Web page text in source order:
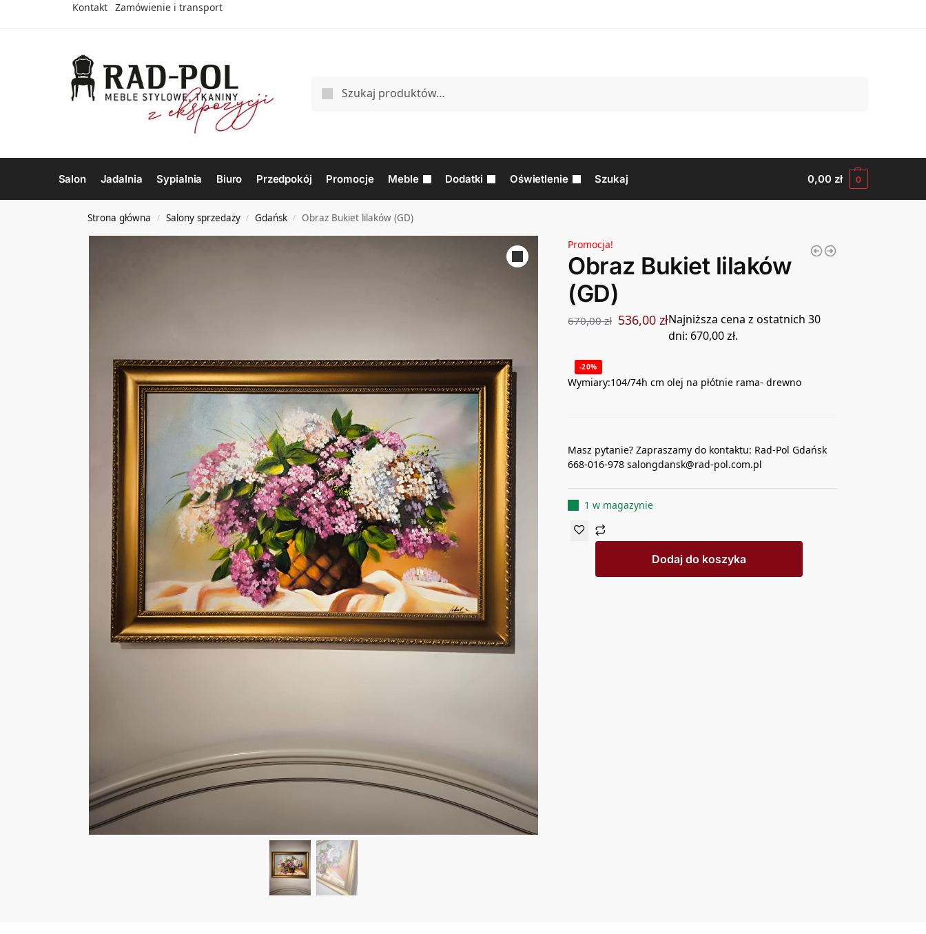
Kontakt Zamówienie i transport
Salon Jadalnia Sypialnia Biuro Przedpokój Promocje Meble Dodatki Oświetlenie Szukaj 0,00 zł 0
Strona główna / Salony sprzedaży / Gdańsk / Obraz Bukiet lilaków (GD)
Promocja!
Obraz Bukiet lilaków
(GD)
670,00zł 536,00złNajniższa cena z ostatnich 30
dni: 670,00zł.
-20%
Wymiary:104/74h cm olej na płótnie rama- drewno
Masz pytanie? Zapraszamy do kontaktu: Rad-Pol Gdańsk
668-016-978 salongdansk@rad-pol.com.pl
1 w magazynie
Dodaj do koszyka